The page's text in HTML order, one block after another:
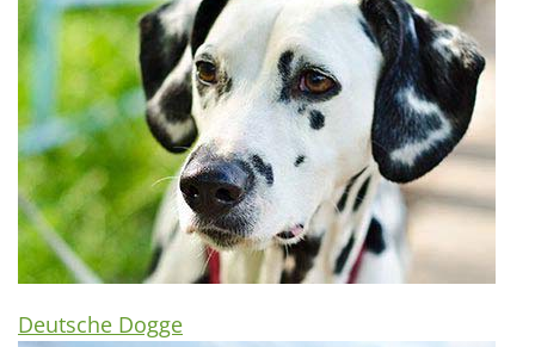
Deutsche Dogge